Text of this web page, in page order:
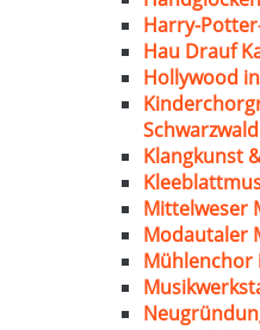
Harry-
Hau Drauf
Hollywood
Schwarzwald
Klangkunst
Mittelweser
Modautaler
Mühlenchor